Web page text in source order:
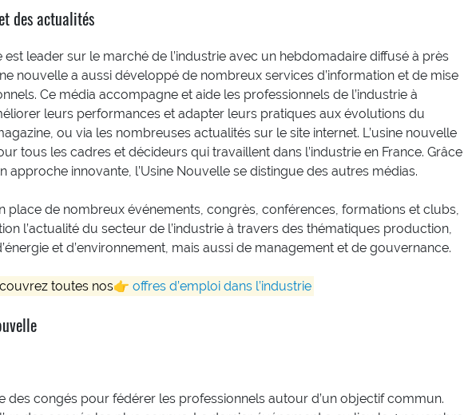
des actualités
est leader sur le marché de l’industrie avec un hebdomadaire diffusé à près
nouvelle a aussi développé de nombreux services d’information et de mise
Ce média accompagne et aide les professionnels de l’industrie à
leurs performances et adapter leurs pratiques aux évolutions du
ou via les nombreuses actualités sur le site internet. L’usine nouvelle
tous les cadres et décideurs qui travaillent dans l’industrie en France. Grâce
approche innovante, l’Usine Nouvelle se distingue des autres médias.
place de nombreux événements, congrès, conférences, formations et clubs,
l’actualité du secteur de l’industrie à travers des thématiques production,
et d’environnement, mais aussi de management et de gouvernance.
toutes nos👉 offres d’emploi dans l’industrie
des congés pour fédérer les professionnels autour d’un objectif commun.